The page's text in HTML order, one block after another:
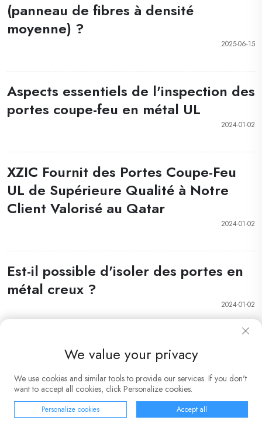
(panneau de fibres à densité
moyenne) ?
2025-06-15
Aspects essentiels de l'inspection des
portes coupe-feu en métal UL
2024-01-02
XZIC Fournit des Portes Coupe-Feu
UL de Supérieure Qualité à Notre
Client Valorisé au Qatar
2024-01-02
Est-il possible d'isoler des portes en
métal creux ?
2024-01-02
We value your privacy
We use cookies and similar tools to provide our services. If you don't
want to accept all cookies, click Personalize cookies.
Personalize cookies Accept all